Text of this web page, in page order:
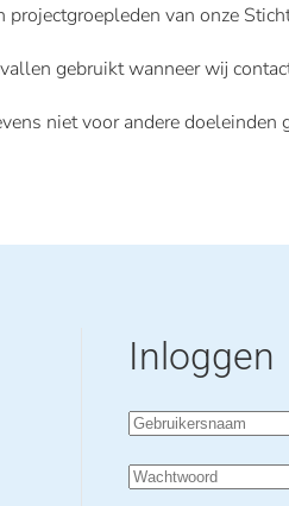
van onze
gebruikt wanneer wij
niet voor andere
Inloggen